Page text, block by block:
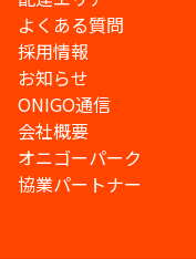
よくある質問
採用情報
お知らせ
ONIGO通信
会社概要
オニゴーパーク
協業パートナー